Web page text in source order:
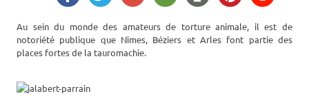
Au sein du monde des amateurs de torture animale, il est de
notoriété publique que Nîmes, Béziers et Arles font partie des
places fortes de la tauromachie.